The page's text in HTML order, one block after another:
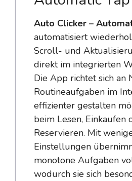
Auto Clicker –
automatisiert
Scroll- und
direkt im integrierten
Die App richtet sich an
Routineaufgaben im
effizienter gestalten
beim Lesen, Einkaufen
Reservieren. Mit
Einstellungen
monotone Aufgaben
wodurch sie sich